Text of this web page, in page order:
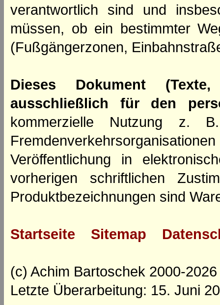
verantwortlich sind und
müssen, ob ein bestimmter
(Fußgängerzonen,
Dieses Dokument
ausschließlich für den
kommerzielle Nutzung z.
Veröffentlichung in
vorherigen schriftlichen
Produktbezeichnungen sind
Startseite Sitemap
(c) Achim Bartoschek 2000-2026
Letzte Überarbeitung: 15. Juni